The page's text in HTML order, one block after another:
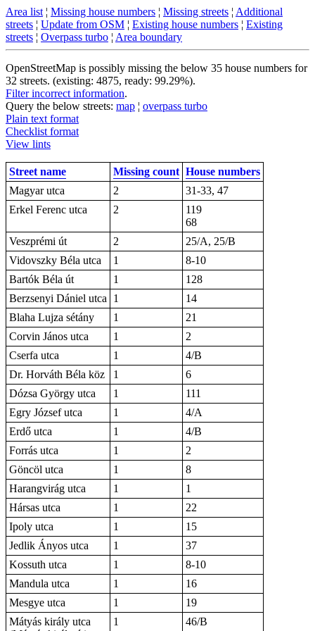
Area list ¦ Missing house numbers ¦ Missing streets ¦ Additional
streets ¦ Update from OSM ¦ Existing house numbers ¦ Existing
streets ¦ Overpass turbo ¦ Area boundary
OpenStreetMap is possibly missing the below 35 house numbers for
32 streets. (existing: 4875, ready: 99.29%).
Filter incorrect information.
Query the below streets: map ¦ overpass turbo
Plain text format
Checklist format
View lints
Street name Missing count House numbers
Magyar utca
2
31-33, 47
Erkel Ferenc utca
2
119
68
Veszprémi út
2
25/A, 25/B
Vidovszky Béla utca
1
8-10
Bartók Béla út
1
128
Berzsenyi Dániel utca
1
14
Blaha Lujza sétány
1
21
Corvin János utca
1
2
Cserfa utca
1
4/B
Dr. Horváth Béla köz
1
6
Dózsa György utca
1
111
Egry József utca
1
4/A
Erdő utca
1
4/B
Forrás utca
1
2
Göncöl utca
1
8
Harangvirág utca
1
1
Hársas utca
1
22
Ipoly utca
1
15
Jedlik Ányos utca
1
37
Kossuth utca
1
8-10
Mandula utca
1
16
Mesgye utca
1
19
Mátyás király utca
1 46/B